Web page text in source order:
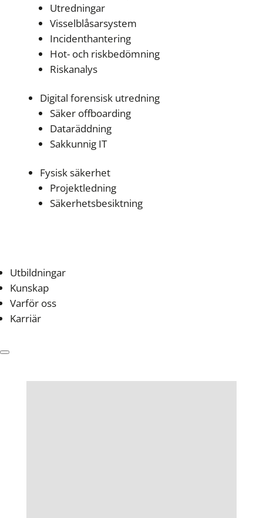
Utredningar
Visselblåsarsystem
Incidenthantering
Hot- och riskbedömning
Riskanalys
Digital forensisk utredning
Säker offboarding
Dataräddning
Sakkunnig IT
Fysisk säkerhet
Projektledning
Säkerhetsbesiktning
Utbildningar
Kunskap
Varför oss
Karriär